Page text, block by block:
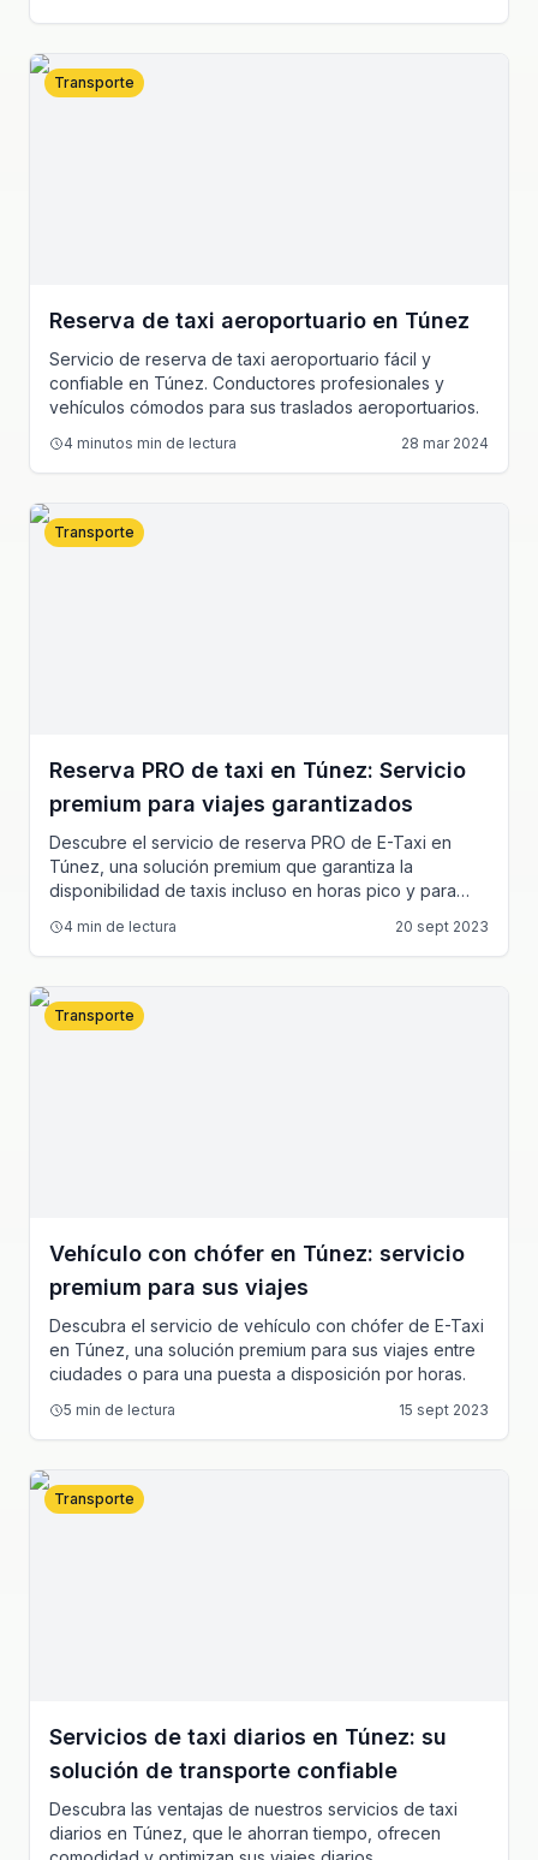
Transporte
Reserva de taxi aeroportuario en Túnez
Servicio de reserva de taxi aeroportuario fácil y
confiable en Túnez. Conductores profesionales y
vehículos cómodos para sus traslados aeroportuarios.
4 minutos min de lectura 28 mar 2024
Transporte
Reserva PRO de taxi en Túnez: Servicio
premium para viajes garantizados
Descubre el servicio de reserva PRO de E-Taxi en
Túnez, una solución premium que garantiza la
disponibilidad de taxis incluso en horas pico y para
4 min de lectura 20 sept 2023
Transporte
Vehículo con chófer en Túnez: servicio
premium para sus viajes
Descubra el servicio de vehículo con chófer de E-Taxi
en Túnez, una solución premium para sus viajes entre
ciudades o para una puesta a disposición por horas.
5 min de lectura 15 sept 2023
Transporte
Servicios de taxi diarios en Túnez: su
solución de transporte confiable
Descubra las ventajas de nuestros servicios de taxi
diarios en Túnez, que le ahorran tiempo, ofrecen